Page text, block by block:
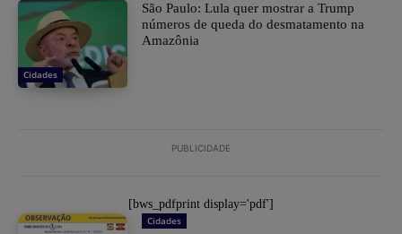
Cidades
São Paulo: Lula quer mostrar a Trump
números de queda do desmatamento na
Amazônia
PUBLICIDADE
[bws_pdfprint display='pdf']
Cidades